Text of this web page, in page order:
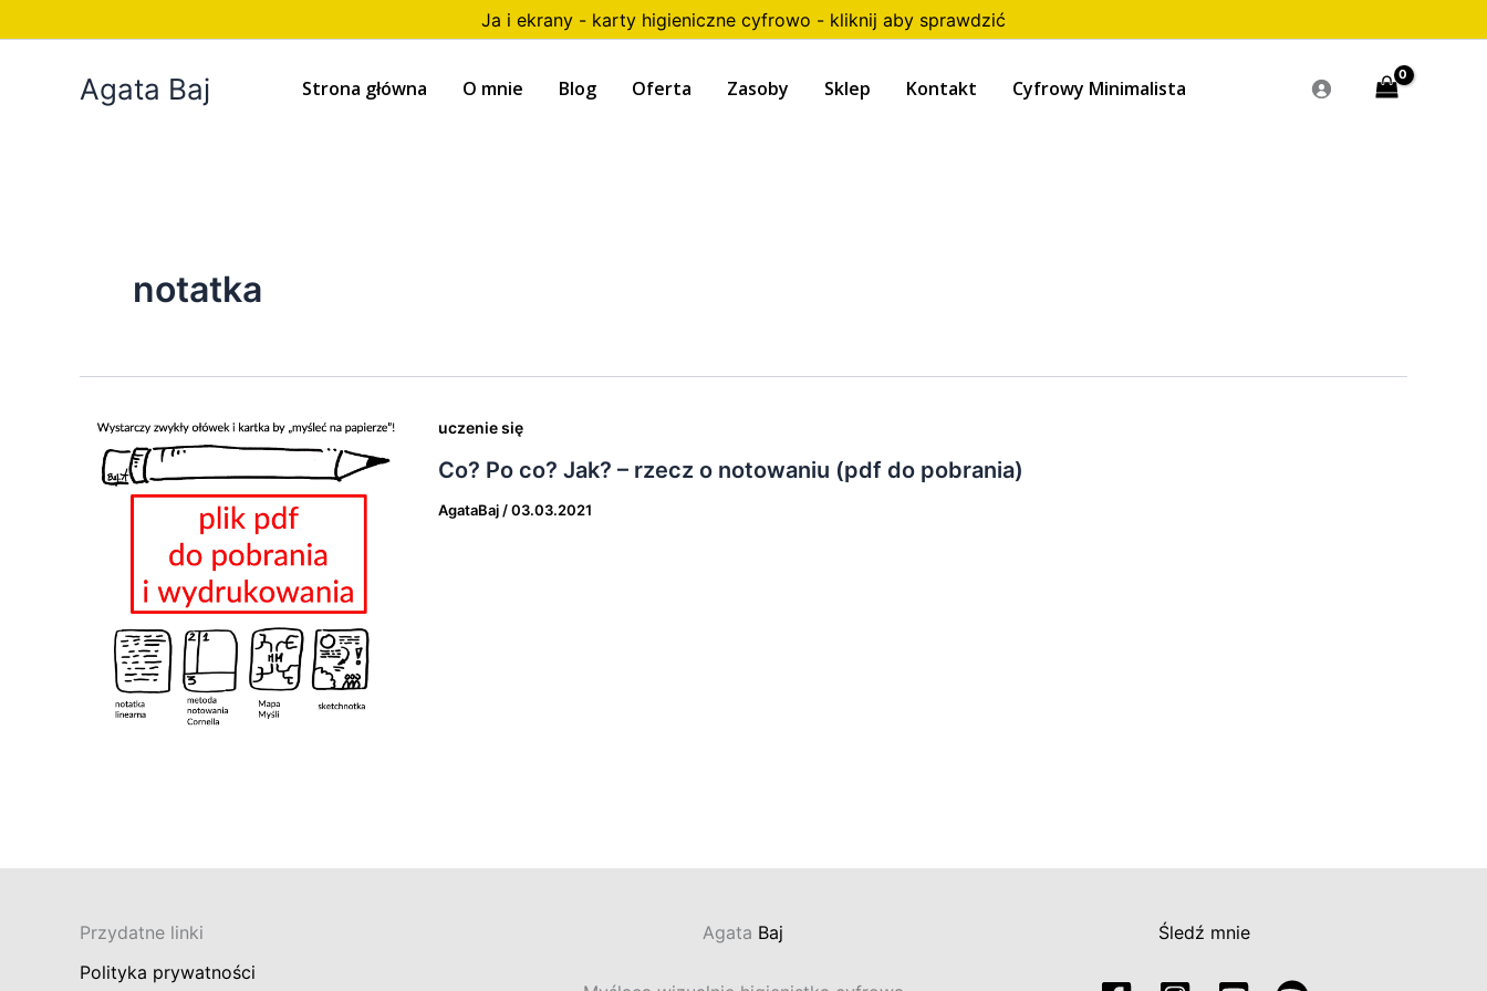
do
Ja i ekrany - karty higieniczne cyfrowo - kliknij aby sprawdzić
Agata Baj Strona główna O mnie Blog Oferta Zasoby Sklep Kontakt Cyfrowy Minimalista
notatka
uczenie się
Co? Po co? Jak? – rzecz o notowaniu (pdf do pobrania)
AgataBaj /03.03.2021
Przydatne linki
Polityka prywatności
Agata Baj Śledź mnie